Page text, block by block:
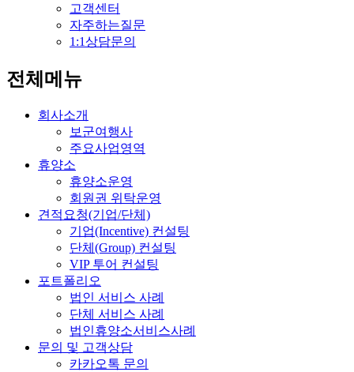
고객센터
자주하는질문
1:1상담문의
전체메뉴
회사소개
보군여행사
주요사업영역
휴양소
휴양소운영
회원권 위탁운영
견적요청(기업/단체)
기업(Incentive) 컨설팅
단체(Group) 컨설팅
VIP 투어 컨설팅
포트폴리오
법인 서비스 사례
단체 서비스 사례
법인휴양소서비스사례
문의 및 고객상담
카카오톡 문의